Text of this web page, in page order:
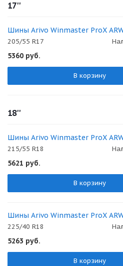
17''
Шины Arivo Winmaster ProX
205/55 R17
5360 руб.
В корзину
18''
Шины Arivo Winmaster ProX
215/55 R18
5621 руб.
В корзину
Шины Arivo Winmaster ProX
225/40 R18
5263 руб.
В корзину